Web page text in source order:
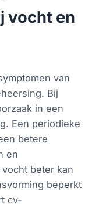
vocht en
van
Bij
in een
Een periodieke
betere
en
beter kan
beperkt
cv-